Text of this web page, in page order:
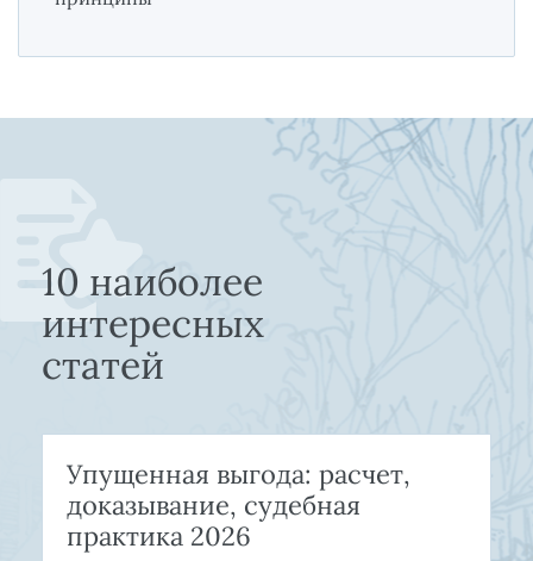
10 наиболее
интересных
статей
Упущенная выгода: расчет,
доказывание, судебная
практика 2026